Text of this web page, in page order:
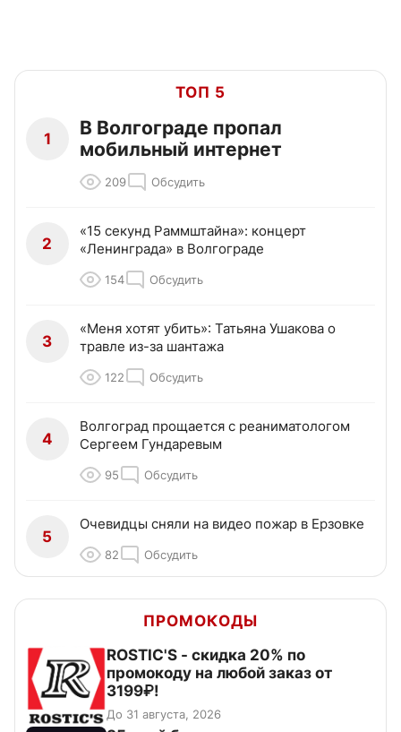
ТОП 5
1
В Волгограде пропал
мобильный интернет
209 Обсудить
2
«15 секунд Раммштайна»: концерт
«Ленинграда» в Волгограде
154 Обсудить
3
«Меня хотят убить»: Татьяна Ушакова о
травле из-за шантажа
122 Обсудить
4
Волгоград прощается с реаниматологом
Сергеем Гундаревым
95 Обсудить
5
Очевидцы сняли на видео пожар в Ерзовке
82 Обсудить
ПРОМОКОДЫ
ROSTIC'S - скидка 20% по
промокоду на любой заказ от
3199₽!
До 31 августа, 2026